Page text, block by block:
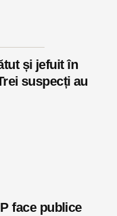
și jefuit în
suspecți au
face publice